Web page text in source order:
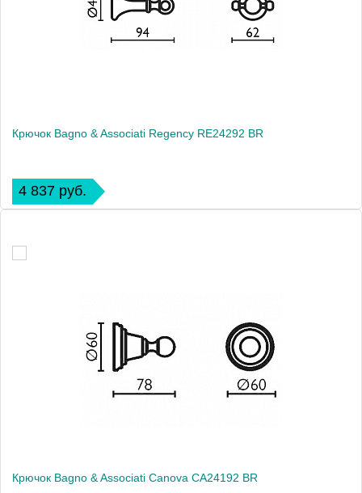
Крючок Bagno & Associati Regency RE24292 BR
4 837 руб.
Крючок Bagno & Associati Canova CA24192 BR